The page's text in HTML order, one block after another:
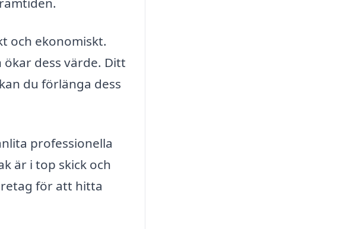
och ekonomiskt.
dess värde. Ditt
du förlänga dess
professionella
är i top skick och
för att hitta